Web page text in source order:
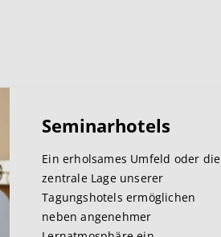
Seminarhotels
Ein erholsames Umfeld oder die
zentrale Lage unserer
Tagungshotels ermöglichen
neben angenehmer